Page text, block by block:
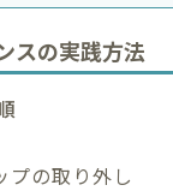
スの実践方法
プの取り外し